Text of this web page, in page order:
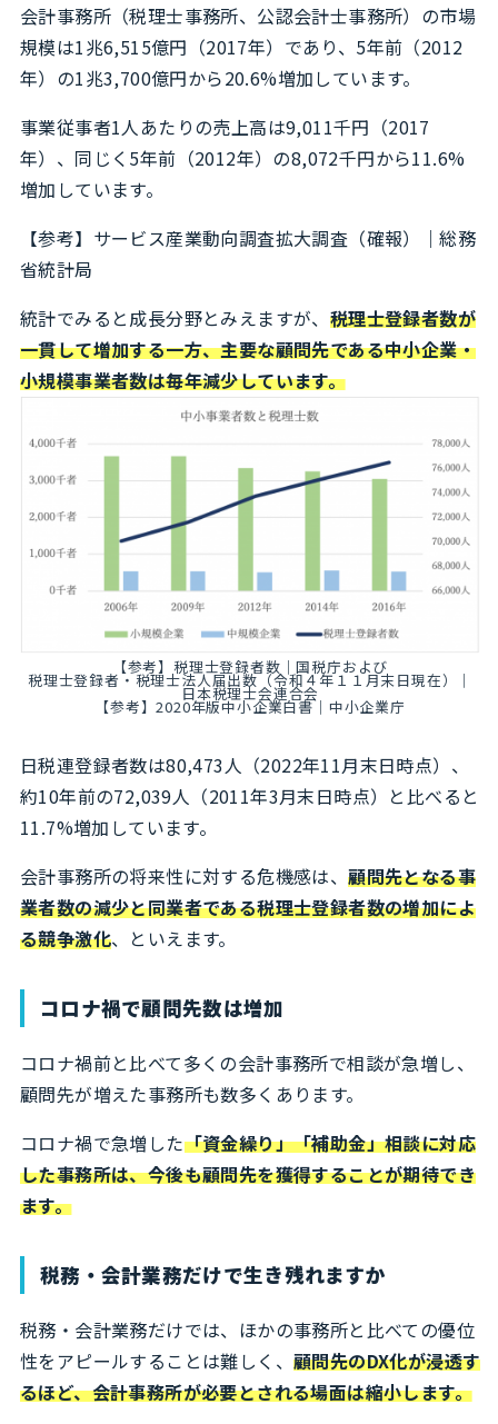
会計事務所（税理士事務所、公認会計士事務所）の市場
規模は1兆6,515億円（2017年）であり、5年前（2012
年）の1兆3,700億円から20.6%増加しています。
事業従事者1人あたりの売上高は9,011千円（2017
年）、同じく5年前（2012年）の8,072千円から11.6%
増加しています。
【参考】 サービス産業動向調査拡大調査（確報）｜総務
省統計局
統計でみると成長分野とみえますが、 税理士登録者数が
一貫して増加する一方、主要な顧問先である中小企業・
小規模事業者数は毎年減少しています。
【参考】税理士登録者数｜国税庁および
税理士登録者・税理士法人届出数（令和４年１１月末日現在）｜
日本税理士会連合会
【参考】2020年版中小企業白書｜中小企業庁
日税連登録者数は80,473人（2022年11月末日時点）、
約10年前の72,039人（2011年3月末日時点）と比べると
11.7%増加しています。
会計事務所の将来性に対する危機感は、顧問先となる事
業者数の減少と同業者である税理士登録者数の増加によ
る競争激化、といえます。
コロナ禍で顧問先数は増加
コロナ禍前と比べて多くの会計事務所で相談が急増し、
顧問先が増えた事務所も数多くあります。
コロナ禍で急増した「資金繰り」「補助金」相談に対応
した事務所は、今後も顧問先を獲得することが期待でき
ます。
税務・会計業務だけで生き残れますか
税務・会計業務だけでは、ほかの事務所と比べての優位
性をアピールすることは難しく、 顧問先のDX化が浸透す
るほど、会計事務所が必要とされる場面は縮小します。